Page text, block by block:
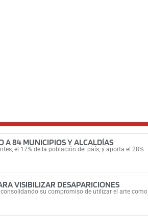
A 84 MUNICIPIOS Y ALCALDÍAS
el 17% de la población del país, y aporta el 28%
VISIBILIZAR DESAPARICIONES
su compromiso de utilizar el arte como